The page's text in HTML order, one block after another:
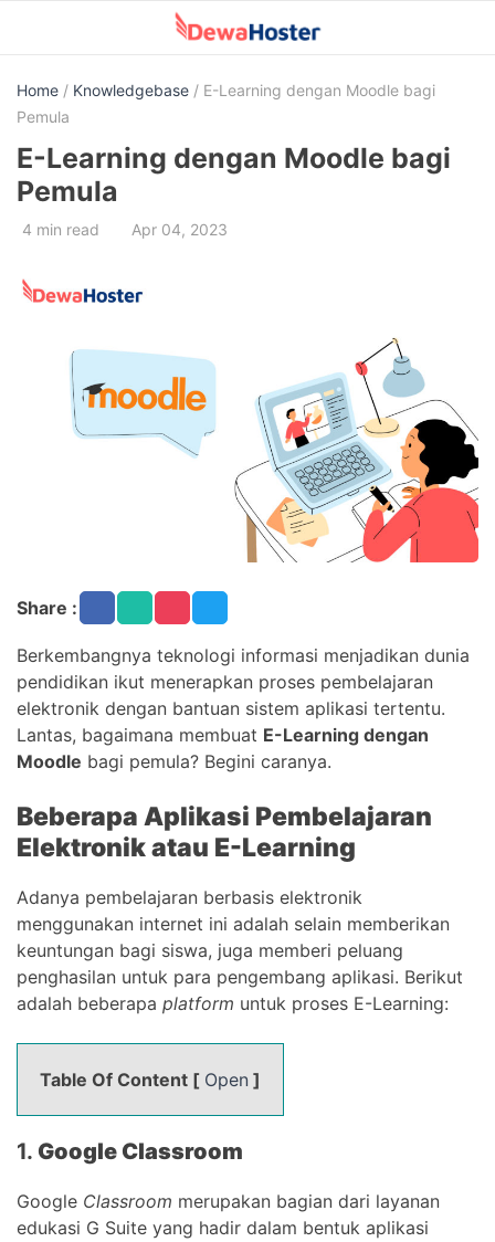
Home / Knowledgebase / E-Learning dengan Moodle bagi
Pemula
E-Learning dengan Moodle bagi
Pemula
4 min read Apr 04, 2023
Share :
Berkembangnya teknologi informasi menjadikan dunia
pendidikan ikut menerapkan proses pembelajaran
elektronik dengan bantuan sistem aplikasi tertentu.
Lantas, bagaimana membuat E-Learning dengan
Moodle bagi pemula? Begini caranya.
Beberapa Aplikasi Pembelajaran
Elektronik atau E-Learning
Adanya pembelajaran berbasis elektronik
menggunakan internet ini adalah selain memberikan
keuntungan bagi siswa, juga memberi peluang
penghasilan untuk para pengembang aplikasi. Berikut
adalah beberapa platform untuk proses E-Learning:
Table Of Content [ Open ]
1. Google Classroom
Google Classroom merupakan bagian dari layanan
edukasi G Suite yang hadir dalam bentuk aplikasi